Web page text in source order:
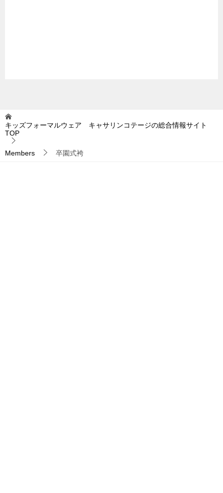
キッズフォーマルウェア キャサリンコテージの総合情報サイト
TOP
Members 卒園式袴